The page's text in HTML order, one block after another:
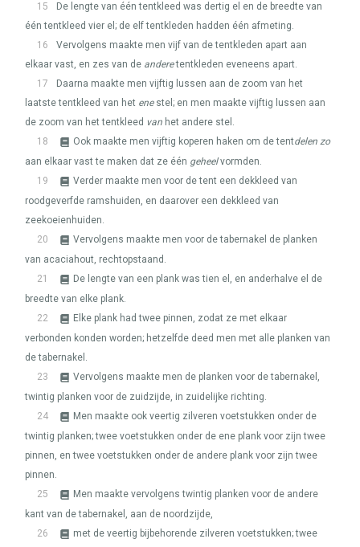
15
De lengte van één tentkleed was dertig el en de breedte van
één tentkleed vier el; de elf tentkleden hadden één afmeting.
16
Vervolgens maakte men vijf van de tentkleden apart aan
elkaar vast, en zes van de anderetentkleden eveneens apart.
17
Daarna maakte men vijftig lussen aan de zoom van het
laatste tentkleed van het enestel; en men maakte vijftig lussen aan
de zoom van het tentkleed van het andere stel.
18
Ook maakte men vijftig koperen haken om de tentdelen zo
aan elkaar vast te maken dat ze één geheelvormden.
19
Verder maakte men voor de tent een dekkleed van
roodgeverfde ramshuiden, en daarover een dekkleed van
zeekoeienhuiden.
20
Vervolgens maakte men voor de tabernakel de planken
van acaciahout, rechtopstaand.
21
De lengte van een plank was tien el, en anderhalve el de
breedte van elke plank.
22
Elke plank had twee pinnen, zodat ze met elkaar
verbonden konden worden; hetzelfde deed men met alle planken van
de tabernakel.
23
Vervolgens maakte men de planken voor de tabernakel,
twintig planken voor de zuidzijde, in zuidelijke richting.
24
Men maakte ook veertig zilveren voetstukken onder de
twintig planken; twee voetstukken onder de ene plank voor zijn twee
pinnen, en twee voetstukken onder de andere plank voor zijn twee
pinnen.
25
Men maakte vervolgens twintig planken voor de andere
kant van de tabernakel, aan de noordzijde,
26
met de veertig bijbehorende zilveren voetstukken; twee